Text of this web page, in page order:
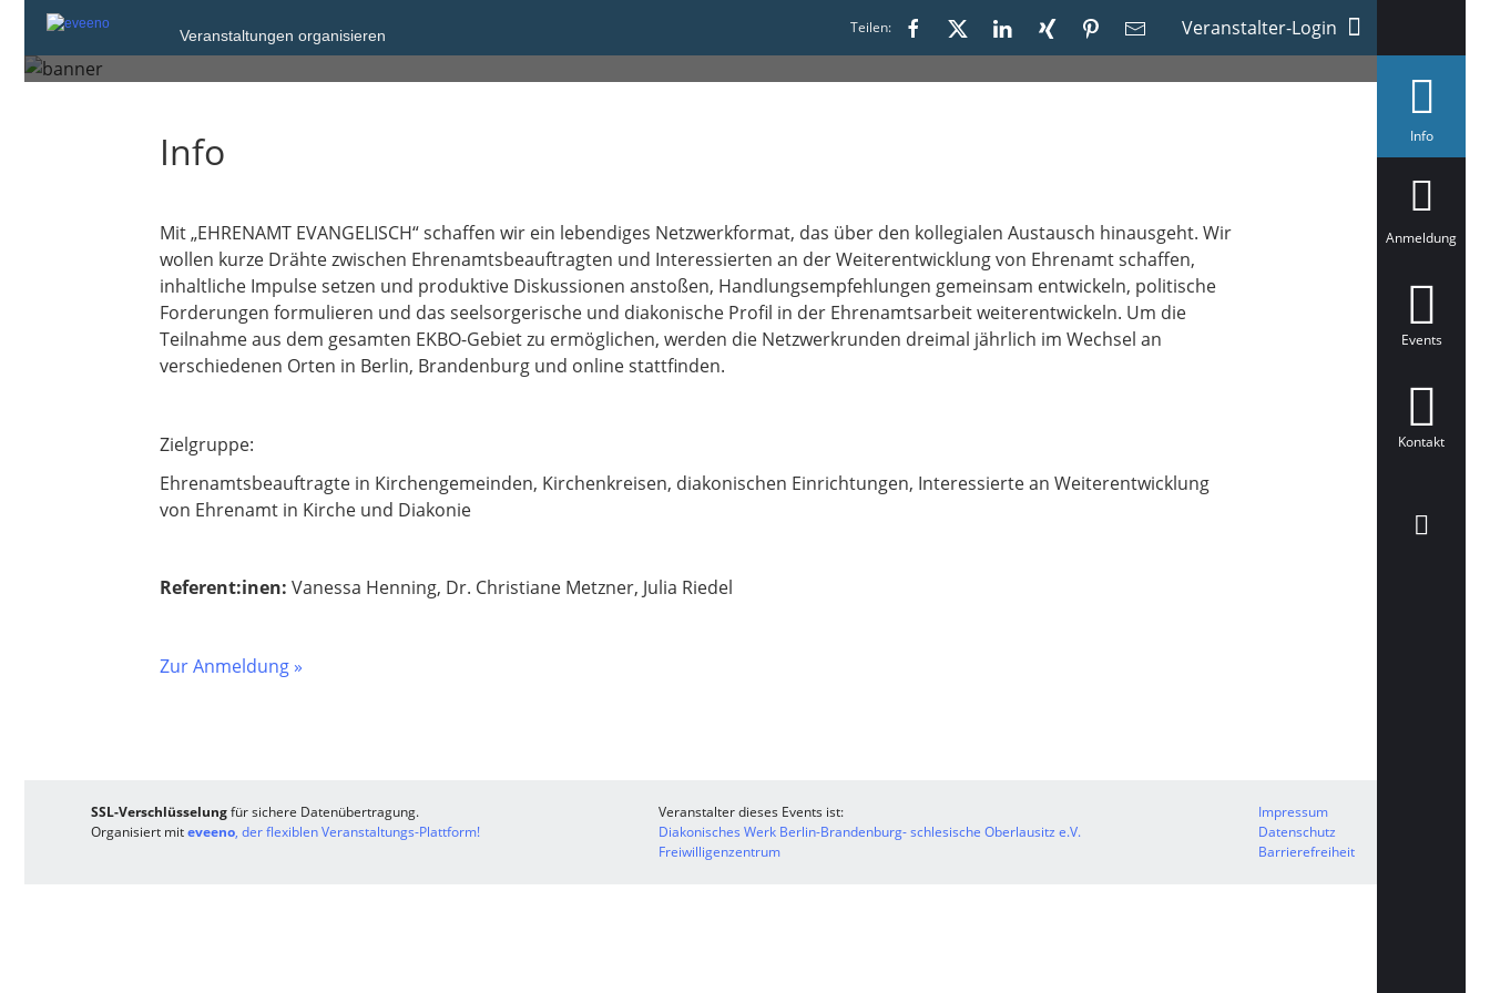
Veranstaltungen organisieren Teilen: Veranstalter-Login
Dienstag, 9. Jun. 2026 von 10:00 bis 13:00
Infoa
ä
t
Anmeldung
Events
Kontakt
Info
Mit „EHRENAMT EVANGELISCH“ schaffen wir ein lebendiges Netzwerkformat, das über den kollegialen Austausch hinausgeht. Wir
wollen kurze Drähte zwischen Ehrenamtsbeauftragten und Interessierten an der Weiterentwicklung von Ehrenamt schaffen,
inhaltliche Impulse setzen und produktive Diskussionen anstoßen, Handlungsempfehlungen gemeinsam entwickeln, politische
Forderungen formulieren und das seelsorgerische und diakonische Profil in der Ehrenamtsarbeit weiterentwickeln. Um die
Teilnahme aus dem gesamten EKBO-Gebiet zu ermöglichen, werden die Netzwerkrunden dreimal jährlich im Wechsel an
verschiedenen Orten in Berlin, Brandenburg und online stattfinden.
Zielgruppe:
Ehrenamtsbeauftragte in Kirchengemeinden, Kirchenkreisen, diakonischen Einrichtungen, Interessierte an Weiterentwicklung
von Ehrenamt in Kirche und Diakonie
Referent:inen: Vanessa Henning, Dr. Christiane Metzner, Julia Riedel
Zur Anmeldung »
SSL-Verschlüsselungfür sichere Datenübertragung.
Organisiert miteveeno, der flexiblen Veranstaltungs-Plattform!
Veranstalter dieses Events ist:
Diakonisches Werk Berlin-Brandenburg- schlesische Oberlausitz e.V.
Freiwilligenzentrum
Impressum
Datenschutz
Barrierefreiheit